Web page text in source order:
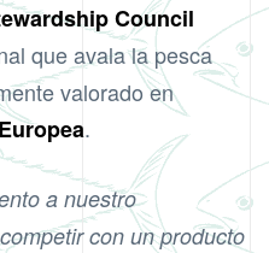
Council
que avala la pesca
valorado en
.
a nuestro
con un producto